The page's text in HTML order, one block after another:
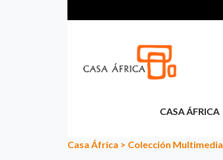
CASA ÁFRICA
Casa África > Colección Multimedia